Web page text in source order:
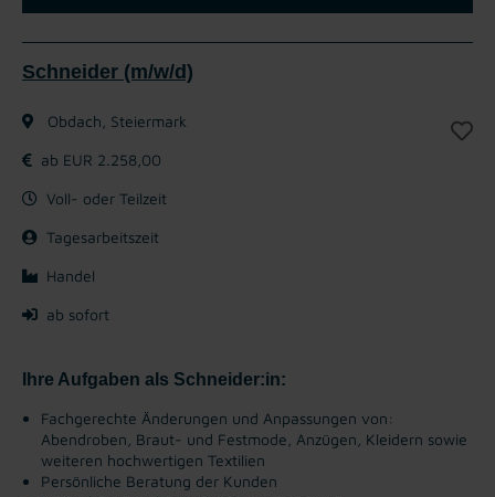
Schneider (m/w/d)
Obdach, Steiermark
ab EUR 2.258,00
Voll- oder Teilzeit
Tagesarbeitszeit
Handel
ab sofort
Ihre Aufgaben als Schneider:in:
Fachgerechte Änderungen und Anpassungen von:
Abendroben, Braut- und Festmode, Anzügen, Kleidern sowie
weiteren hochwertigen Textilien
Persönliche Beratung der Kunden